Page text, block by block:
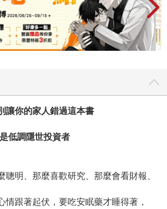
你的家人錯過這本書
低調隱世投資者
聰明、那麼喜歡研究、那麼會看財報、
情跟著起伏，要吃安眠藥才睡得著，